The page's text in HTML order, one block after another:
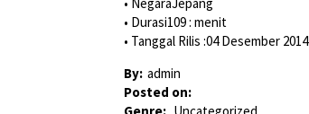
• Durasi109 : menit
• Tanggal Rilis :04 Desember 2014
By: admin
Posted on: